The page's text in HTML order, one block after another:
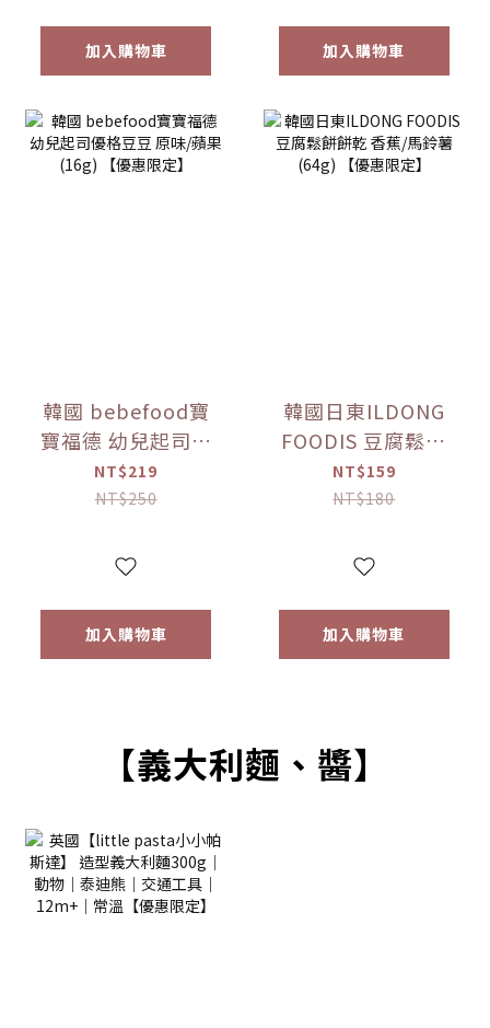
加入購物車 加入購物車
韓國 bebefood寶
寶福德 幼兒起司優
格豆豆 原味/蘋果
(16g) 【優惠限定】
NT$219
NT$250
加入購物車
韓國日東ILDONG
FOODIS 豆腐鬆餅
餅乾 香蕉/馬鈴薯
(64g) 【優惠限定】
NT$159
NT$180
加入購物車
【義大利麵、醬】